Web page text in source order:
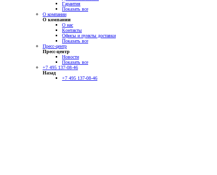
Гарантия
Показать все
О компании
О компании
О нас
Контакты
Офисы и пункты доставки
Показать все
Пресс-центр
Пресс-центр
Новости
Показать все
+7 495 137-08-46
Назад
+7 495 137-08-46